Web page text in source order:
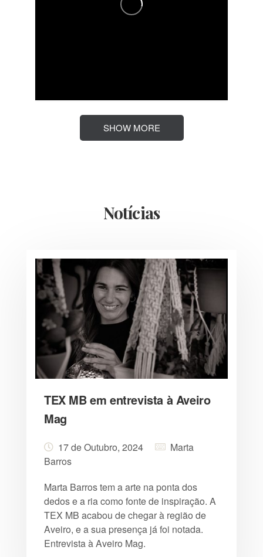
SHOW MORE
Notícias
TEX MB em entrevista à Aveiro
Mag
17 de Outubro, 2024
Marta
Barros
Marta Barros tem a arte na ponta dos
dedos e a ria como fonte de inspiração. A
TEX MB acabou de chegar à região de
Aveiro, e a sua presença já foi notada.
Entrevista à Aveiro Mag.